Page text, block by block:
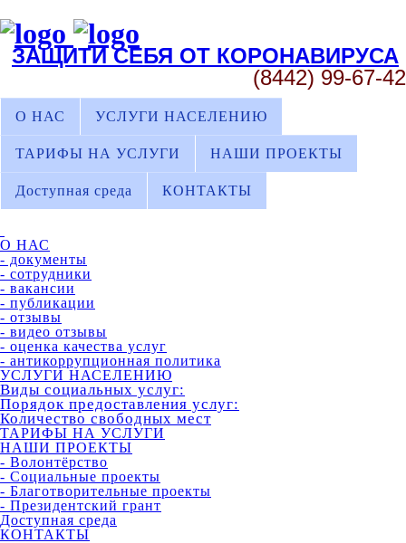
ЗАЩИТИ СЕБЯ ОТ КОРОНАВИРУСА
(8442) 99-67-42
О НАС УСЛУГИ НАСЕЛЕНИЮ
ТАРИФЫ НА УСЛУГИ НАШИ ПРОЕКТЫ
Доступная среда КОНТАКТЫ
О НАС
- документы
- сотрудники
- вакансии
- публикации
- отзывы
- видео отзывы
- оценка качества услуг
- антикоррупционная политика
УСЛУГИ НАСЕЛЕНИЮ
Виды социальных услуг:
Порядок предоставления услуг:
Количество свободных мест
ТАРИФЫ НА УСЛУГИ
НАШИ ПРОЕКТЫ
- Волонтёрство
- Социальные проекты
- Благотворительные проекты
- Президентский грант
Доступная среда
КОНТАКТЫ